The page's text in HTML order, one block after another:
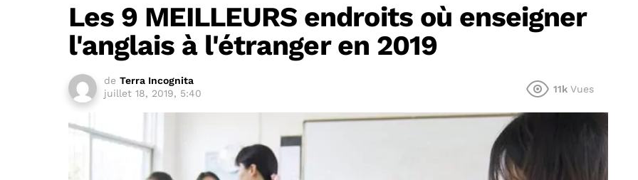
Les 9 MEILLEURS endroits où enseigner
l'anglais à l'étranger en 2019
de Terra Incognita
juillet 18, 2019, 5:40
11k Vues